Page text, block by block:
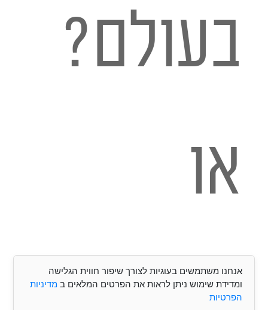
בעולם?
או
אנחנו משתמשים בעוגיות לצורך שיפור חווית הגלישה
ומדידת שימוש ניתן לראות את הפרטים המלאים במדיניות
הפרטיות